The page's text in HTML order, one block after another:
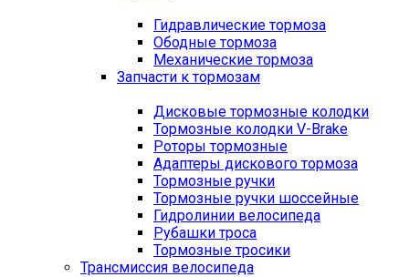
Гидравлические тормоза
Ободные тормоза
Механические тормоза
Запчасти к тормозам
Дисковые тормозные колодки
Тормозные колодки V-Brake
Роторы тормозные
Адаптеры дискового тормоза
Тормозные ручки
Тормозные ручки шоссейные
Гидролинии велосипеда
Рубашки троса
Тормозные тросики
Трансмиссия велосипеда